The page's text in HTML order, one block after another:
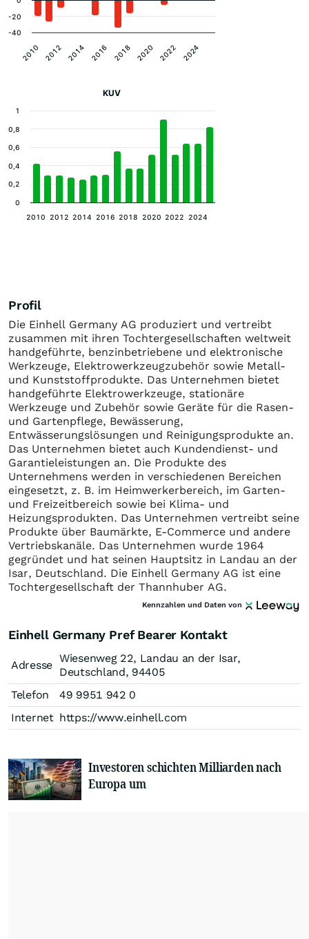
2010 2012 2014 2016 2018 2020 2022 2024
-40
-20
KUV
2010 2012 2014 2016 2018 2020 2022 2024
0
0,2
0,4
0,6
0,8
1
Profil
Die Einhell Germany AG produziert und vertreibt
zusammen mit ihren Tochtergesellschaften weltweit
handgeführte, benzinbetriebene und elektronische
Werkzeuge, Elektrowerkzeugzubehör sowie Metall-
und Kunststoffprodukte. Das Unternehmen bietet
handgeführte Elektrowerkzeuge, stationäre
Werkzeuge und Zubehör sowie Geräte für die Rasen-
und Gartenpflege, Bewässerung,
Entwässerungslösungen und Reinigungsprodukte an.
Das Unternehmen bietet auch Kundendienst- und
Garantieleistungen an. Die Produkte des
Unternehmens werden in verschiedenen Bereichen
eingesetzt, z. B. im Heimwerkerbereich, im Garten-
und Freizeitbereich sowie bei Klima- und
Heizungsprodukten. Das Unternehmen vertreibt seine
Produkte über Baumärkte, E-Commerce und andere
Vertriebskanäle. Das Unternehmen wurde 1964
gegründet und hat seinen Hauptsitz in Landau an der
Isar, Deutschland. Die Einhell Germany AG ist eine
Tochtergesellschaft der Thannhuber AG.
Kennzahlen und Daten von
Einhell Germany Pref Bearer Kontakt
Adresse
Wiesenweg 22, Landau an der Isar,
Deutschland, 94405
Telefon
49 9951 942 0
Internet https://www.einhell.com
Investoren schichten Milliarden nach
Europa um